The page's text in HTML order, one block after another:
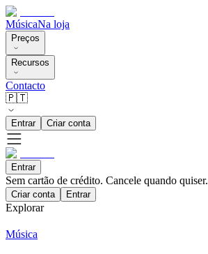
MúsicaNa loja
Preços
Recursos
Contacto
🇵🇹
Entrar Criar conta
Entrar
Sem cartão de crédito. Cancele quando quiser.
Criar conta Entrar
Explorar
Música